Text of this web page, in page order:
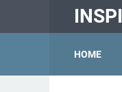
HOME